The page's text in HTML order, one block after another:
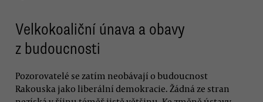
Velkokoaliční únava a obavy
z budoucnosti
Pozorovatelé se zatím neobávají o budoucnost
Rakouska jako liberální demokracie. Žádná ze stran